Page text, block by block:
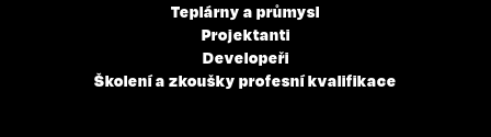
Teplárny a průmysl
Projektanti
Developeři
Školení a zkoušky profesní kvalifikace